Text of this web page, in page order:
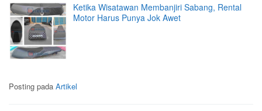
Ketika Wisatawan Membanjiri Sabang, Rental
Motor Harus Punya Jok Awet
Posting pada Artikel